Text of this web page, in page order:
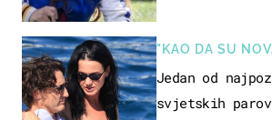
"KAO DA SU
Jedan od
svjetskih